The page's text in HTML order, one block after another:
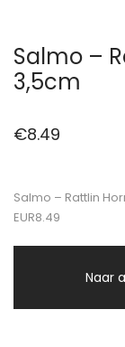
Salmo –
3,5cm
€8.49
Salmo – Rattlin
EUR8.49
Naar